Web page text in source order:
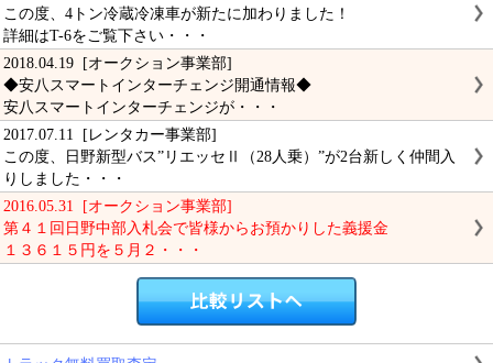
この度、4トン冷蔵冷凍車が新たに加わりました！
詳細はT-6をご覧下さい・・・
2018.04.19 [オークション事業部]
◆安八スマートインターチェンジ開通情報◆
安八スマートインターチェンジが・・・
2017.07.11 [レンタカー事業部]
この度、日野新型バス”リエッセⅡ（28人乗）”が2台新しく仲間入
りしました・・・
2016.05.31 [オークション事業部]
第４１回日野中部入札会で皆様からお預かりした義援金
１３６１５円を５月２・・・